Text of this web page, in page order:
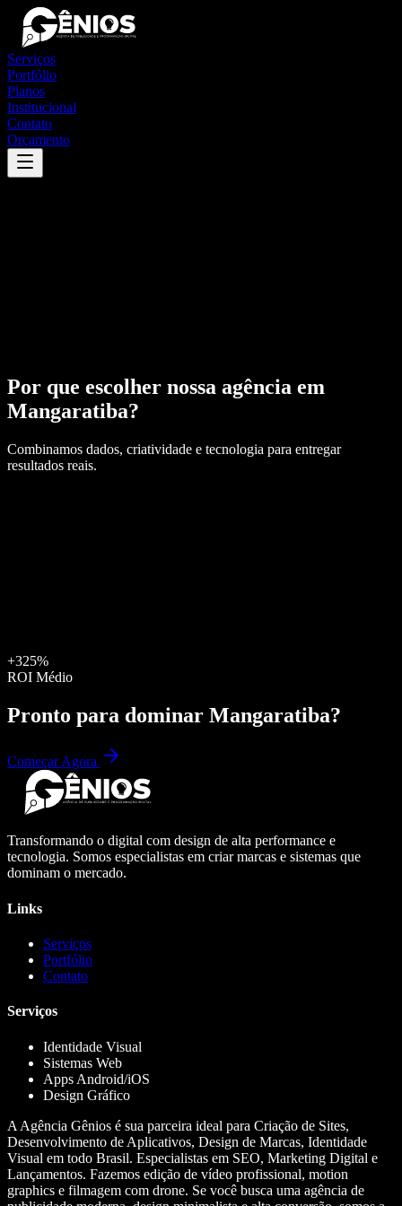
Serviços
Portfólio
Planos
Institucional
Contato
Orçamento
Por que escolher nossa agência em
Mangaratiba?
Combinamos dados, criatividade e tecnologia para entregar
resultados reais.
+325%
ROI Médio
Pronto para dominar Mangaratiba?
Começar Agora
Transformando o digital com design de alta performance e
tecnologia. Somos especialistas em criar marcas e sistemas que
dominam o mercado.
Links
Serviços
Portfólio
Contato
Serviços
Identidade Visual
Sistemas Web
Apps Android/iOS
Design Gráfico
A Agência Gênios é sua parceira ideal para Criação de Sites,
Desenvolvimento de Aplicativos, Design de Marcas, Identidade
Visual em todo Brasil. Especialistas em SEO, Marketing Digital e
Lançamentos. Fazemos edição de vídeo profissional, motion
graphics e filmagem com drone. Se você busca uma agência de